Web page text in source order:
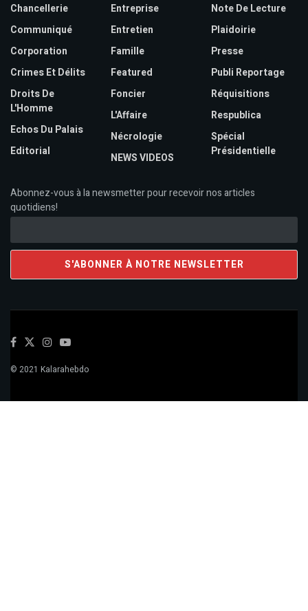
Chancellerie
Communiqué
Corporation
Crimes Et Délits
Droits De
L'Homme
Echos Du Palais
Editorial
Entreprise
Entretien
Famille
Featured
Foncier
L'Affaire
Nécrologie
NEWS VIDEOS
Note De Lecture
Plaidoirie
Presse
Publi Reportage
Réquisitions
Respublica
Spécial
Présidentielle
Abonnez-vous à la newsmetter pour recevoir nos articles
quotidiens!
© 2021 Kalarahebdo